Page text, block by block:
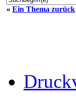
« Ein Thema zurück